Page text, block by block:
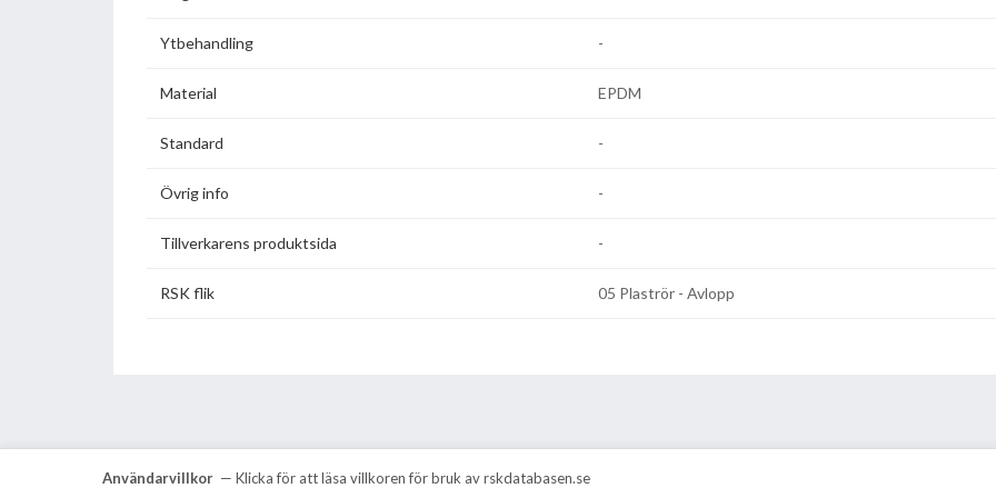
Ytbehandling -
Material EPDM
Standard -
Övrig info -
Tillverkarens produktsida -
RSK flik 05 Plaströr - Avlopp
Användarvillkor — Klicka för att läsa villkoren för bruk av rskdatabasen.se
VVS Information Data AB Drakenbergsgatan 21, 117 41 Stockholm